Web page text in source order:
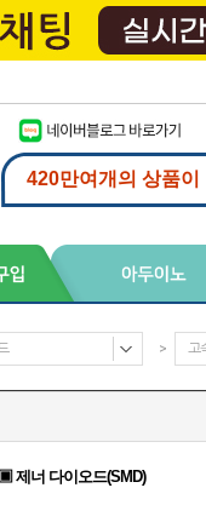
> 고
▣ 제너 다이오드(SMD)